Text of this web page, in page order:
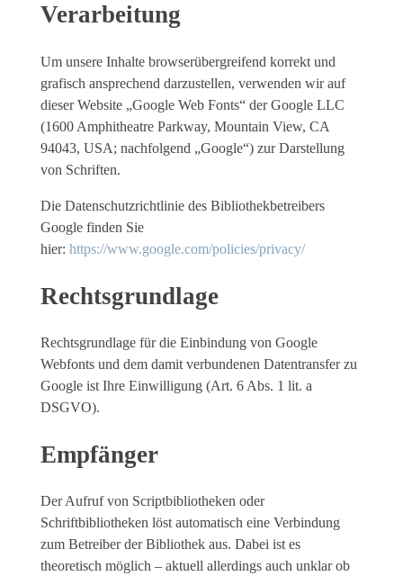
Verarbeitung
Um unsere Inhalte browserübergreifend korrekt und
grafisch ansprechend darzustellen, verwenden wir auf
dieser Website „Google Web Fonts“ der Google LLC
(1600 Amphitheatre Parkway, Mountain View, CA
94043, USA; nachfolgend „Google“) zur Darstellung
von Schriften.
Die Datenschutzrichtlinie des Bibliothekbetreibers
Google finden Sie
hier: https://www.google.com/policies/privacy/
Rechtsgrundlage
Rechtsgrundlage für die Einbindung von Google
Webfonts und dem damit verbundenen Datentransfer zu
Google ist Ihre Einwilligung (Art. 6 Abs. 1 lit. a
DSGVO).
Empfänger
Der Aufruf von Scriptbibliotheken oder
Schriftbibliotheken löst automatisch eine Verbindung
zum Betreiber der Bibliothek aus. Dabei ist es
theoretisch möglich – aktuell allerdings auch unklar ob